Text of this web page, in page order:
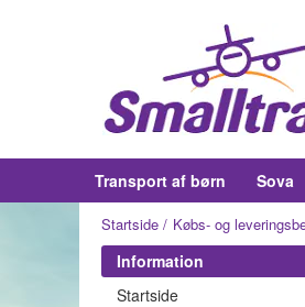
Transport af børn Sova
Startside Købs- og
Information
Startside